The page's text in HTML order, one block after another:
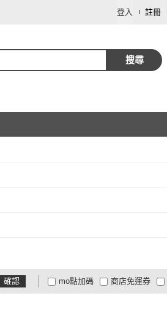
登入 註冊
搜尋
確認 mo點加碼
大家電安心配
大家電快配
商店免運券